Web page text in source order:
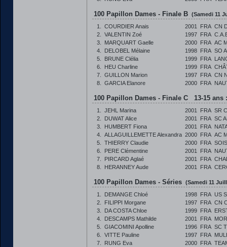
100 Papillon Dames - Finale B (Samedi 11
1.
COURDIER Anais 2001 FRA CN
2.
VALENTIN Zoé 1997 FRA
3.
MARQUART Gaelle 2000 FRA AC
4.
DELOBEL Mélaine 1998 FRA SO
5.
BRUNE Clélia 1999 FRA
6.
HEU Charline 1999 FRA
7.
GUILLON Marion 1997 FRA CN
8.
GARCIA Elanore 2000 FRA
100 Papillon Dames - Finale C 13-15 ans
1. JEHL Marina 2001 FRA SR
2.
DUWAT Alice 2001 FRA SC
3.
HUMBERT Fiona 2001 FRA
4.
ALLAGUILLEMETTE Alexandra 2000 FRA AC
5.
THIERRY Claudie 2000 FRA
6.
PERE Clémentine 2001 FRA
7.
PIRCARD Aglaé 2001 FRA
8.
HERANNEY Aude 2001 FRA
100 Papillon Dames - Séries (Samedi 11
1.
DEMANGE Chloé 1998 FRA US
2.
FILIPPI Morgane 1997 FRA CN
3.
DA COSTA Chloe 1999 FRA
4.
DESCAMPS Mathilde 2001 FRA
5.
GIACOMINI Apolline 1996 FRA SC
6.
VITTE Pauline 1997 FRA
7.
RUNG Eva 2000 FRA